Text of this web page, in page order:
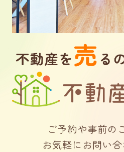
ご予約や事前の
お気軽にお問い